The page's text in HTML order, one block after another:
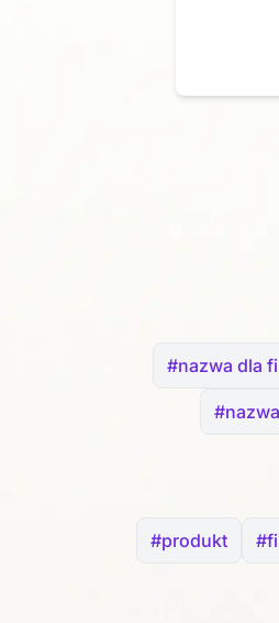
#nazwa dla
#produkt